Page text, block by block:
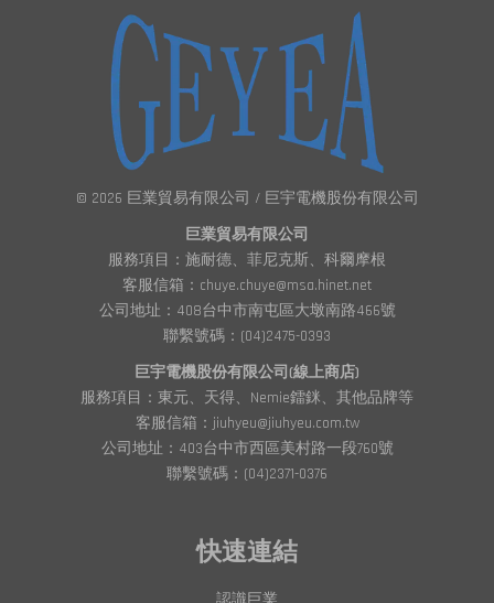
© 2026 巨業貿易有限公司 / 巨宇電機股份有限公司
巨業貿易有限公司
服務項目：施耐德、菲尼克斯、科爾摩根
客服信箱：chuye.chuye@msa.hinet.net
公司地址：408台中市南屯區大墩南路466號
聯繫號碼：(04)2475-0393
巨宇電機股份有限公司(線上商店)
服務項目：東元、天得、Nemie鐳銤、其他品牌等
客服信箱：jiuhyeu@jiuhyeu.com.tw
公司地址：403台中市西區美村路一段760號
聯繫號碼：(04)2371-0376
快速連結